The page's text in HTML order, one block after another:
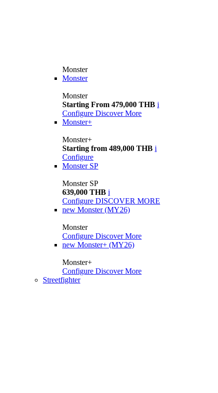
Monster
Monster
Monster
Starting From 479,000 THB i
Configure Discover More
Monster+
Monster+
Starting from 489,000 THB i
Configure
Monster SP
Monster SP
639,000 THB i
Configure DISCOVER MORE
new Monster (MY26)
Monster
Configure Discover More
new Monster+ (MY26)
Monster+
Configure Discover More
Streetfighter